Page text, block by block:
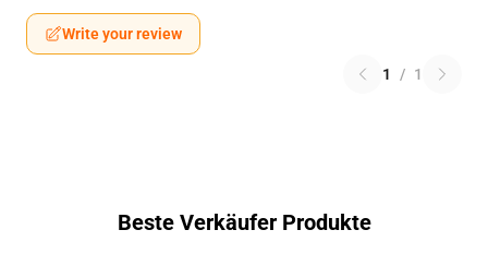
Write your review
1 / 1
Beste Verkäufer Produkte